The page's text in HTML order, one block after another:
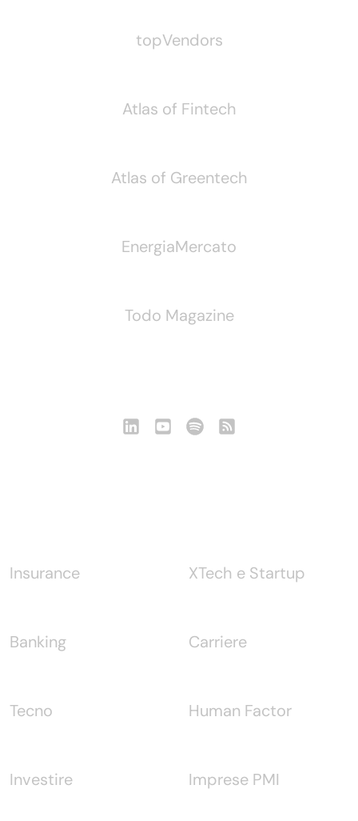
topVendors
Atlas of Fintech
Atlas of Greentech
EnergiaMercato
Todo Magazine
Insurance
Banking
Tecno
Investire
XTech e Startup
Carriere
Human Factor
Imprese PMI